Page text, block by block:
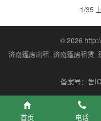
1/35
© 2026
济南篷房出租_济南篷房租赁
备案号：鲁
首页 电话